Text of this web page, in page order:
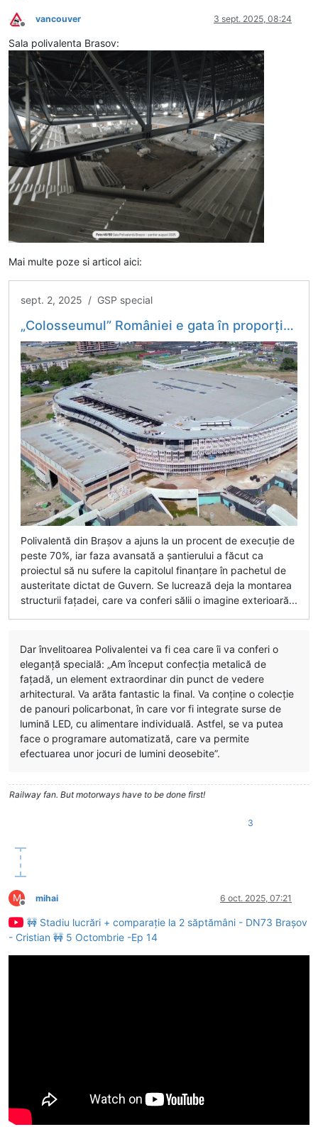
Deconectat
vancouver 3 sept. 2025, 08:24
Sala polivalenta Brasov:
Mai multe poze si articol aici:
sept. 2, 2025 / GSP special
„Colosseumul” României e gata în proporție de 70%: „Va arăta fantastic!” » Proiectul a scăpat de tăierea fondurilor guvernamentale
Polivalentă din Brașov a ajuns la un procent de execuție de
peste 70%, iar faza avansată a șantierului a făcut ca
proiectul să nu sufere la capitolul finanțare în pachetul de
austeritate dictat de Guvern. Se lucrează deja la montarea
structurii fațadei, care va conferi sălii o imagine exterioară...
Dar învelitoarea Polivalentei va fi cea care îi va conferi o
eleganță specială: „Am început confecția metalică de
fațadă, un element extraordinar din punct de vedere
arhitectural. Va arăta fantastic la final. Va conține o colecție
de panouri policarbonat, în care vor fi integrate surse de
lumină LED, cu alimentare individuală. Astfel, se va putea
face o programare automatizată, care va permite
efectuarea unor jocuri de lumini deosebite”.
Railway fan. But motorways have to be done first!
3
M
Deconectat
mihai 6 oct. 2025, 07:21
🚧 Stadiu lucrări + comparație la 2 săptămâni - DN73 Brașov
- Cristian 🚧 5 Octombrie -Ep 14